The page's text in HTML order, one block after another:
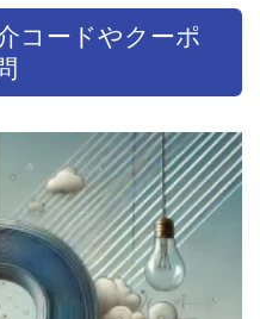
コードやクーポ